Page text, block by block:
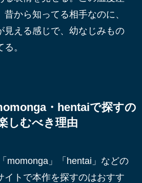
から知ってる相手なのに、
見える感じで、幼なじみもの
。
・hentaiで探すの
しむべき理由
momonga」「hentai」などの
イトで本作を探すのはおすす